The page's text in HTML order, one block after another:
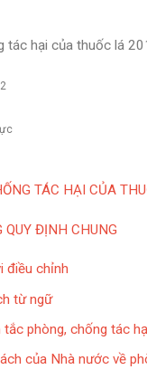
tác hại của thuốc lá
TÁC HẠI CỦA
QUY ĐỊNH CHUNG
điều chỉnh
từ ngữ
tắc phòng, chống tác
của Nhà nước về